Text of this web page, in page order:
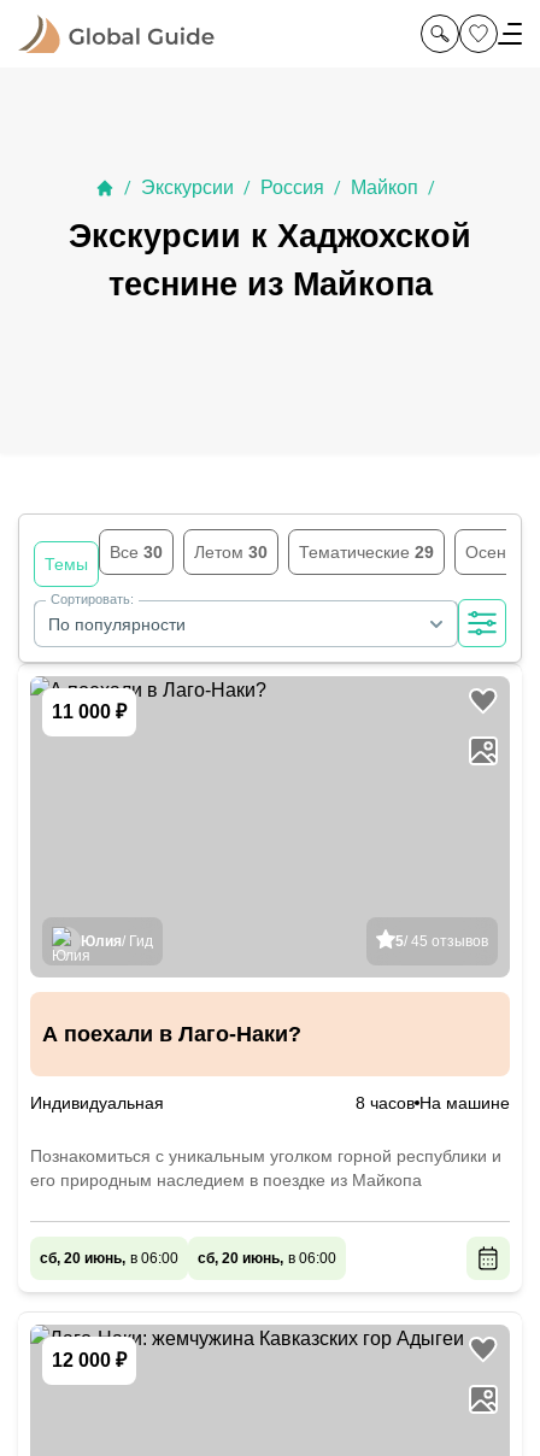
/ Экскурсии / Россия / Майкоп /
Экскурсии к Хаджохской
теснине из Майкопа
Темы
Все 30 Летом 30 Тематические 29 Осенью
По популярности
Сортировать:
11 000 ₽
5/ 45 отзывов
Юлия/ Гид
А поехали в Лаго-Наки?
Индивидуальная 8 часов На машине
Познакомиться с уникальным уголком горной республики и
его природным наследием в поездке из Майкопа
сб, 20 июнь, в 06:00 сб, 20 июнь, в 06:00
12 000 ₽